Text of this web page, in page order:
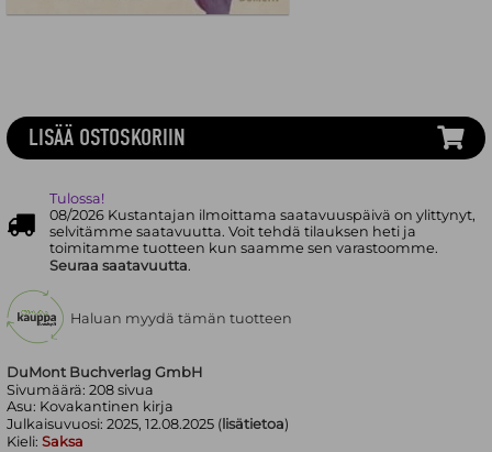
DuMont Buchverlag GmbH
Sivumäärä:208 sivua
Asu: Kovakantinen kirja
Julkaisuvuosi:2025, 12.08.2025 ( lisätietoa)
Kieli:Saksa
LISÄÄ OSTOSKORIIN
Tulossa!
08/2026 Kustantajan ilmoittama saatavuuspäivä on ylittynyt,
selvitämme saatavuutta. Voit tehdä tilauksen heti ja
toimitamme tuotteen kun saamme sen varastoomme.
Seuraa saatavuutta.
Haluan myydä tämän tuotteen